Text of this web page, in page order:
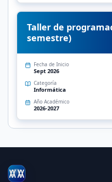
Taller de
semestre)
Fecha de Inicio
Sept 2026
Categoría
Informática
Año Académico
2026-2027